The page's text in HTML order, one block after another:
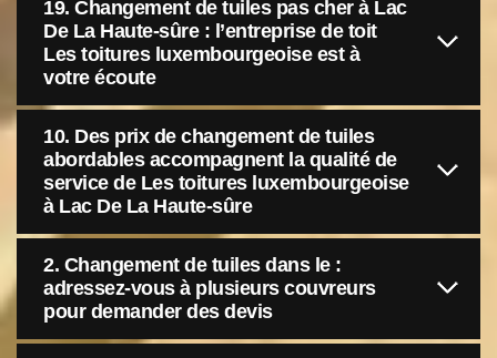
19. Changement de tuiles pas cher à Lac
De La Haute-sûre : l’entreprise de toit
Les toitures luxembourgeoise est à
votre écoute
10. Des prix de changement de tuiles
abordables accompagnent la qualité de
service de Les toitures luxembourgeoise
à Lac De La Haute-sûre
2. Changement de tuiles dans le :
adressez-vous à plusieurs couvreurs
pour demander des devis